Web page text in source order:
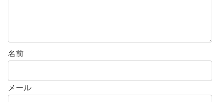
名前
メール